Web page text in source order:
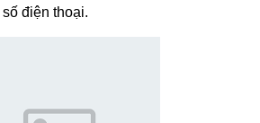
điện thoại.